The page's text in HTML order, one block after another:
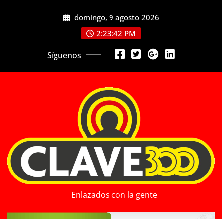
domingo, 9 agosto 2026
2:23:43 PM
Síguenos
Enlazados con la gente